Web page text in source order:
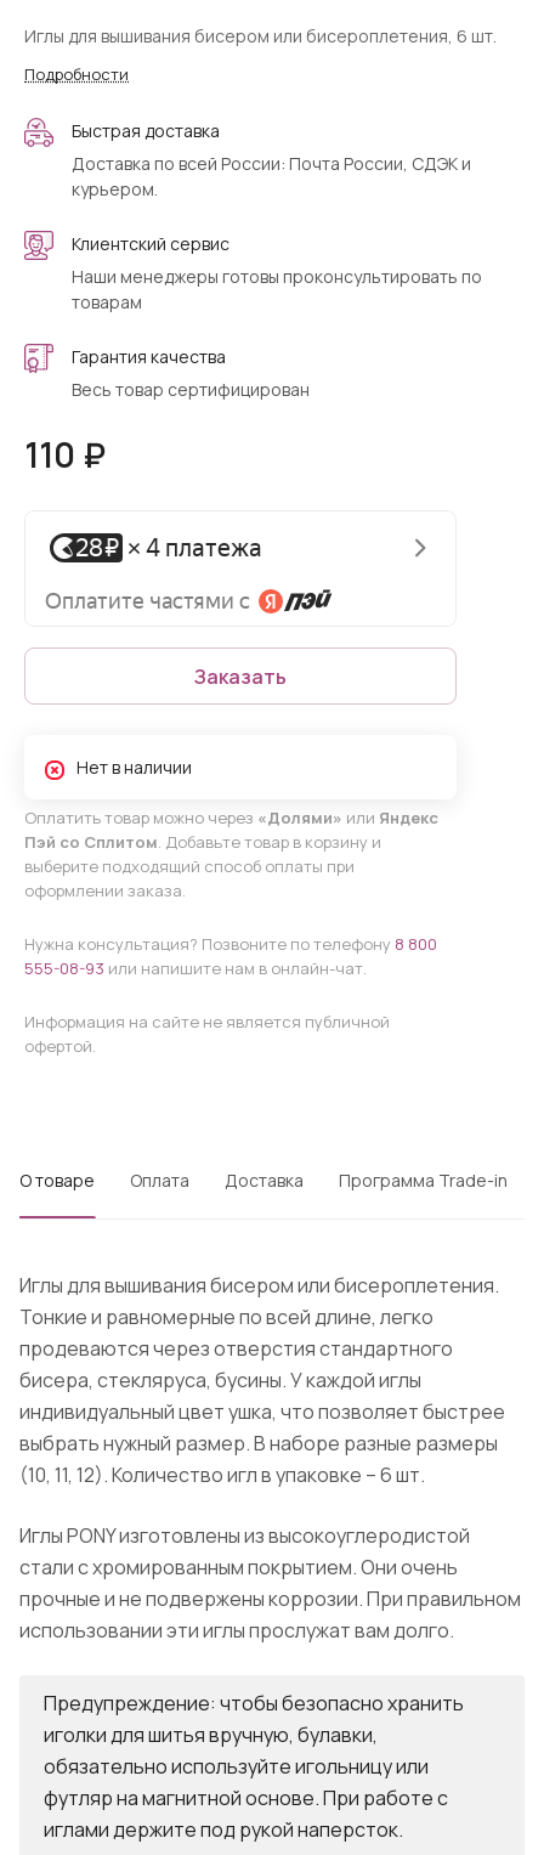
Иглы для вышивания бисером или бисероплетения, 6 шт.
Подробности
Быстрая доставка
Доставка по всей России: Почта России, СДЭК и
курьером.
Клиентский сервис
Наши менеджеры готовы проконсультировать по
товарам
Гарантия качества
Весь товар сертифицирован
110 ₽
Заказать
Нет в наличии
Оплатить товар можно через «Долями» или Яндекс
Пэй со Сплитом. Добавьте товар в корзину и
выберите подходящий способ оплаты при
оформлении заказа.
Нужна консультация? Позвоните по телефону 8 800
555-08-93 или напишите нам в онлайн-чат.
Информация на сайте не является публичной
офертой.
О товаре Оплата Доставка Программа Trade-in
Иглы для вышивания бисером или бисероплетения.
Тонкие и равномерные по всей длине, легко
продеваются через отверстия стандартного
бисера, стекляруса, бусины. У каждой иглы
индивидуальный цвет ушка, что позволяет быстрее
выбрать нужный размер. В наборе разные размеры
(10, 11, 12). Количество игл в упаковке – 6 шт.
Иглы PONY изготовлены из высокоуглеродистой
стали с хромированным покрытием. Они очень
прочные и не подвержены коррозии. При правильном
использовании эти иглы прослужат вам долго.
Предупреждение: чтобы безопасно хранить
иголки для шитья вручную, булавки,
обязательно используйте игольницу или
футляр на магнитной основе. При работе с
иглами держите под рукой наперсток.